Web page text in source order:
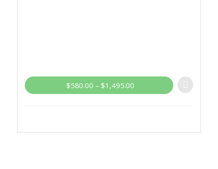
$580.00 – $1,495.00